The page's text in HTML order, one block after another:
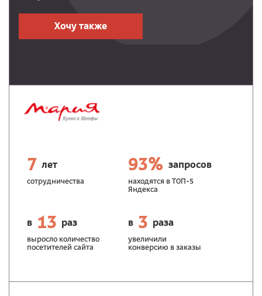
Хочу также
7 лет
сотрудничества
93% запросов
находятся в ТОП-5
Яндекса
в 13 раз
выросло количество
посетителей сайта
в 3 раза
увеличили
конверсию в заказы